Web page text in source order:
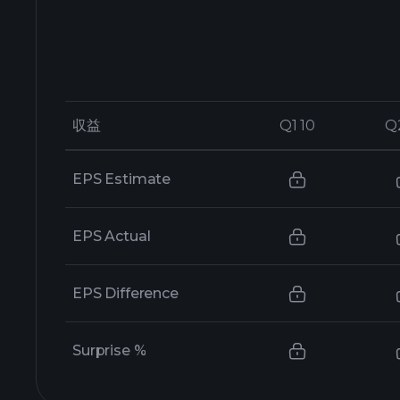
収益 Q1 10
収益 Q1 10
EPS Estimate
EPS Actual
EPS Difference
Surprise %